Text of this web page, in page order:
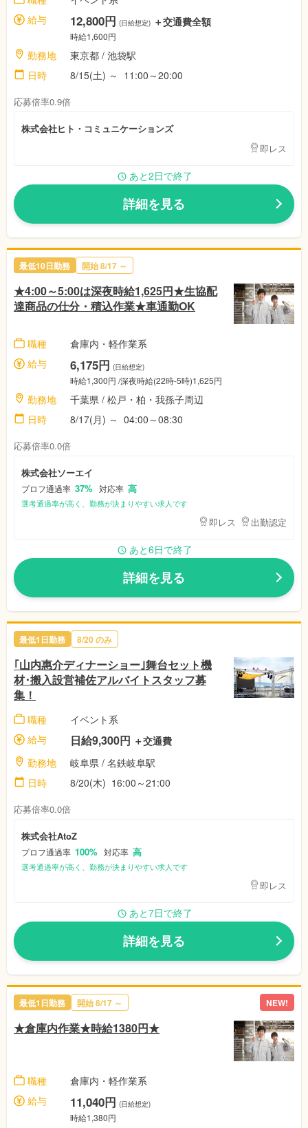
給与
12,800円 (日給想定) ＋交通費全額
時給1,600円
勤務地 東京都 / 池袋駅
日時
8/15(土) ～ 11:00～20:00
応募倍率0.9倍
株式会社ヒト・コミュニケーションズ
即レス
あと2日で終了
詳細を見る
最低10日勤務 開始8/17 ～
★4:00～5:00は深夜時給1,625円★生協配
達商品の仕分・積込作業★車通勤OK
職種
倉庫内・軽作業系
給与
6,175円 (日給想定)
時給1,300円 /深夜時給(22時-5時)1,625円
勤務地 千葉県 / 松戸・柏・我孫子周辺
日時
8/17(月) ～ 04:00～08:30
応募倍率0.0倍
株式会社ソーエイ
プロフ通過率 37% 対応率 高
選考通過率が高く、勤務が決まりやすい求人です
即レス 出勤認定
あと6日で終了
詳細を見る
最低1日勤務 8/20のみ
｢山内惠介ディナーショー｣舞台セット機
材･搬入設営補佐アルバイトスタッフ募
集！
職種
イベント系
給与
日給9,300円 ＋交通費
勤務地
岐阜県 / 名鉄岐阜駅
日時
8/20(木) 16:00～21:00
応募倍率0.0倍
株式会社AtoZ
プロフ通過率 100% 対応率 高
選考通過率が高く、勤務が決まりやすい求人です
即レス
あと7日で終了
詳細を見る
最低1日勤務 開始8/17 ～ NEW!
★倉庫内作業★時給1380円★
職種
倉庫内・軽作業系
給与
11,040円 (日給想定)
時給1,380円